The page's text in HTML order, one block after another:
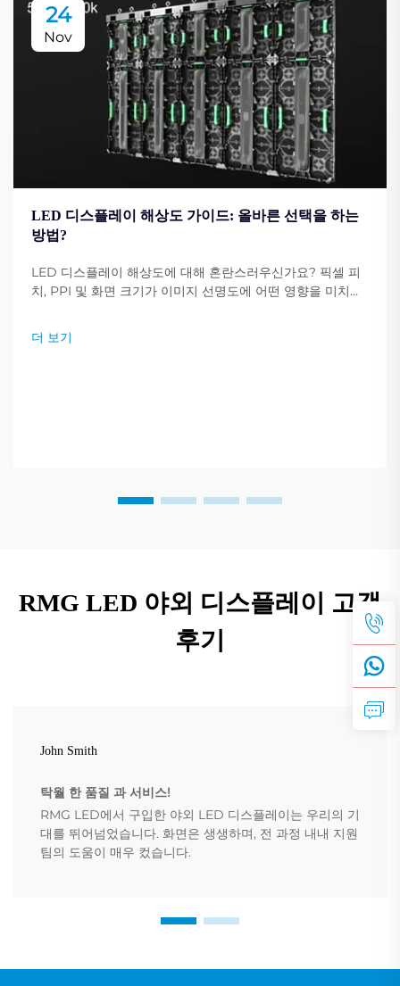
24
Nov
LED 디스플레이 해상도 가이드: 올바른 선택을 하는
방법?
LED 디스플레이 해상도에 대해 혼란스러우신가요? 픽셀 피
치, PPI 및 화면 크기가 이미지 선명도에 어떤 영향을 미치는
기 위한 전문가 팁을 확인하세요. 지금 읽기.
더 보기
RMG LED 야외 디스플레이 고객
후기
John Smith
탁월 한 품질 과 서비스!
RMG LED에서 구입한 야외 LED 디스플레이는 우리의 기
대를 뛰어넘었습니다. 화면은 생생하며, 전 과정 내내 지원
팀의 도움이 매우 컸습니다.